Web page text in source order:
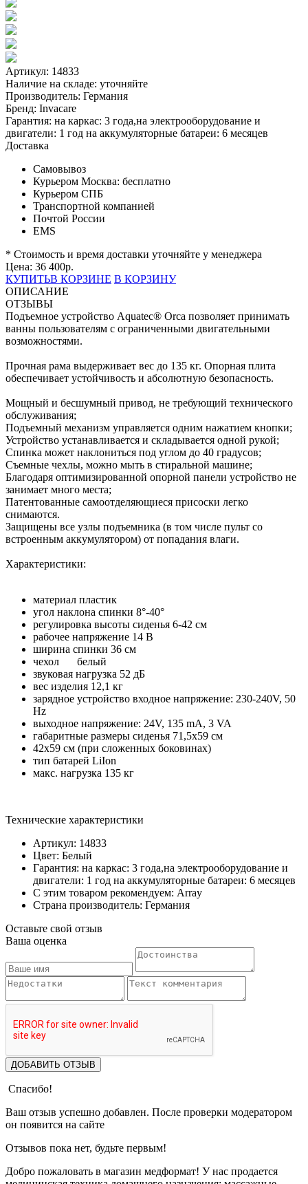
Артикул: 14833
Наличие на складе: уточняйте
Производитель: Германия
Бренд: Invacare
Гарантия: на каркас: 3 года,на электрооборудование и
двигатели: 1 год на аккумуляторные батареи: 6 месяцев
Доставка
Самовывоз
Курьером Москва: бесплатно
Курьером СПБ
Транспортной компанией
Почтой России
EMS
* Стоимость и время доставки уточняйте у менеджера
Цена: 36 400р.
КУПИТЬВ КОРЗИНЕ В КОРЗИНУ
ОПИСАНИЕ
ОТЗЫВЫ
Подъемное устройство Aquatec® Orca позволяет принимать
ванны пользователям с ограниченными двигательными
возможностями.
Прочная рама выдерживает вес до 135 кг. Опорная плита
обеспечивает устойчивость и абсолютную безопасность.
Мощный и бесшумный привод, не требующий технического
обслуживания;
Подъемный механизм управляется одним нажатием кнопки;
Устройство устанавливается и складывается одной рукой;
Спинка может наклониться под углом до 40 градусов;
Съемные чехлы, можно мыть в стиральной машине;
Благодаря оптимизированной опорной панели устройство не
занимает много места;
Патентованные самоотделяющиеся присоски легко
снимаются.
Защищены все узлы подъемника (в том числе пульт со
встроенным аккумулятором) от попадания влаги.
Характеристики:
материал пластик
угол наклона спинки 8°-40°
регулировка высоты сиденья 6-42 см
рабочее напряжение 14 В
ширина спинки 36 см
чехол
белый
звуковая нагрузка 52 дБ
вес изделия 12,1 кг
зарядное устройство входное напряжение: 230-240V, 50
Hz
выходное напряжение: 24V, 135 mA, 3 VA
габаритные размеры сиденья 71,5х59 см
42х59 см (при сложенных боковинах)
тип батарей LiIon
макс. нагрузка 135 кг
Технические характеристики
Артикул: 14833
Цвет: Белый
Гарантия: на каркас: 3 года,на электрооборудование и
двигатели: 1 год на аккумуляторные батареи: 6 месяцев
С этим товаром рекомендуем: Array
Страна производитель: Германия
Оставьте свой отзыв
Ваша оценка
ДОБАВИТЬ ОТЗЫВ
Спасибо!
Ваш отзыв успешно добавлен. После проверки модератором
он появится на сайте
Отзывов пока нет, будьте первым!
Добро пожаловать в магазин медформат! У нас продается